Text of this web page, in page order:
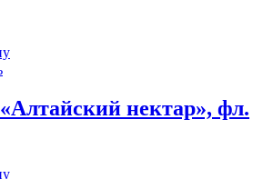
нектар», фл.